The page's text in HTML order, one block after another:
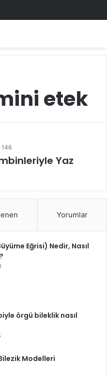
Önerileri
etek
146
Yaz
Yorumlar
Eğrisi) Nedir, Nasıl
örgü bileklik nasıl
Modelleri